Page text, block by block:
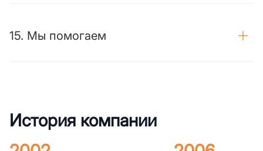
15. Мы помогаем
История компании